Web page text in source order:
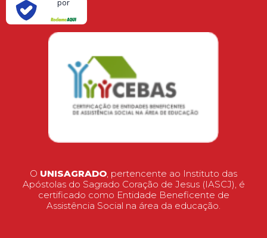
por
O UNISAGRADO, pertencente ao Instituto das
Apóstolas do Sagrado Coração de Jesus (IASCJ), é
certificado como Entidade Beneficente de
Assistência Social na área da educação.